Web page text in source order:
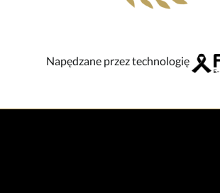
Napędzane przez technologię